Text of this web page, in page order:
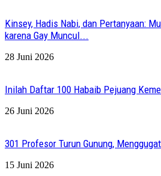
Kinsey, Hadis Nabi, dan Pertanyaan:
karena Gay Muncul...
28 Juni 2026
Inilah Daftar 100 Habaib Pejuang
26 Juni 2026
301 Profesor Turun Gunung,
15 Juni 2026